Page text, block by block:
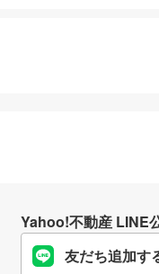
Yahoo!不動産 LINE
友だち追加す